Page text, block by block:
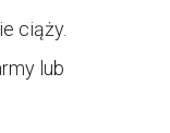
ciąży.
lub